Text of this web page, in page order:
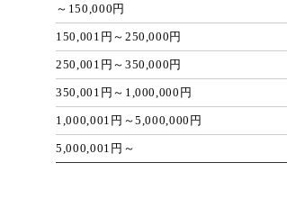
～150,000円
150,001円～250,000円
250,001円～350,000円
350,001円～1,000,000円
1,000,001円～5,000,000円
5,000,001円～